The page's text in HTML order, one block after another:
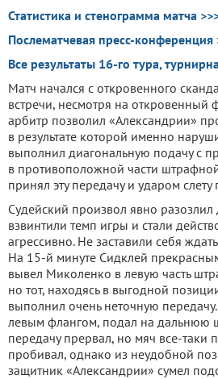
Статистика и стенограмма матча
Послематчевая пресс-конференция
Все результаты 16-го тура,
Матч начался с откровенного
встречи, несмотря на откровенный
арбитр позволил «Александрии»
в результате которой именно
выполнил диагональную подачу с
в противоположной части
принял эту передачу и ударом
Судейский произвол явно
взвинтили темп игры и стали
агрессивно. Не заставили себя
На 15-й минуте Сидклей
вывел Миколенко в левую часть
но тот, находясь в выгодной
выполнил очень неточную
левым флангом, подал на дальнюю
передачу прервал, но мяч все-таки
пробивал, однако из неудобной
защитник «Александрии» сумел